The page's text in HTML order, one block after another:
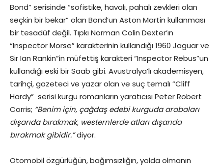
Bond” serisinde “sofistike, havalı, pahalı zevkleri olan
seçkin bir bekar” olan Bond’un Aston Martin kullanması
bir tesadüf değil. Tıpkı Norman Colin Dexter’ın
“Inspector Morse” karakterinin kullandığı 1960 Jaguar ve
Sir Ian Rankin”in müfettiş karakteri “Inspector Rebus”un
kullandığı eski bir Saab gibi. Avustralya’lı akademisyen,
tarihçi, gazeteci ve yazar olan ve suç temalı “Cliff
Hardy” serisi kurgu romanların yaratıcısı Peter Robert
Corris; “Benim için, çağdaş edebi kurguda arabaları
dışarıda bırakmak, westernlerde atları dışarıda
bırakmak gibidir.”diyor.
Otomobil özgürlüğün, bağımsızlığın, yolda olmanın